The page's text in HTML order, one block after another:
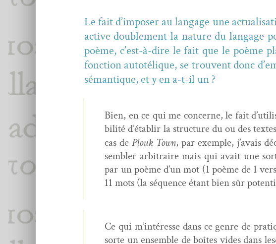
Le fait d’imposer au lan­gage une
active dou­ble­ment la nature du lan­gage
poème, c’est-à-dire le fait que le poème
fonc­tion autotélique, se trou­vent donc
séman­tique, et y en a‑t-il un ?
Bien, en ce qui me con­cerne, le fait
bil­ité d’établir la struc­ture du ou des
cas dePlouk Town, par exem­ple, j’avais
sem­bler arbi­traire mais qui avait une
par un poème d’un mot (1 poème de 1
11 mots (la séquence étant bien sûr
Ce qui m’intéresse dans ce genre de
sorte un ensem­ble de boîtes vides dans